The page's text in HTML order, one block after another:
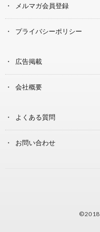
メルマガ会員登録
プライバシーポリシー
広告掲載
会社概要
よくある質問
お問い合わせ
©2018